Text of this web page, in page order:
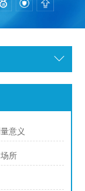
意义
所